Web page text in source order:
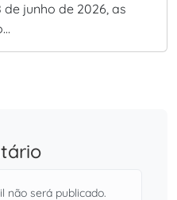
junho de 2026, as
não será publicado.